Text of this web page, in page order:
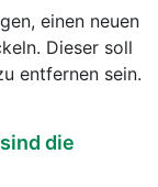
einen neuen
Dieser soll
entfernen sein.
die